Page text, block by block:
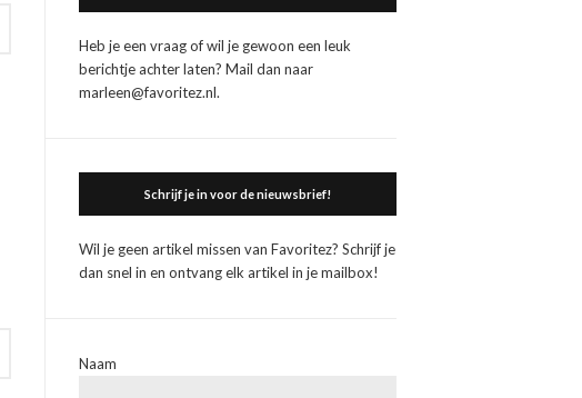
Heb je een vraag of wil je gewoon een leuk
berichtje achter laten? Mail dan naar
marleen@favoritez.nl.
Schrijf je in voor de nieuwsbrief!
Wil je geen artikel missen van Favoritez? Schrijf je
dan snel in en ontvang elk artikel in je mailbox!
Naam